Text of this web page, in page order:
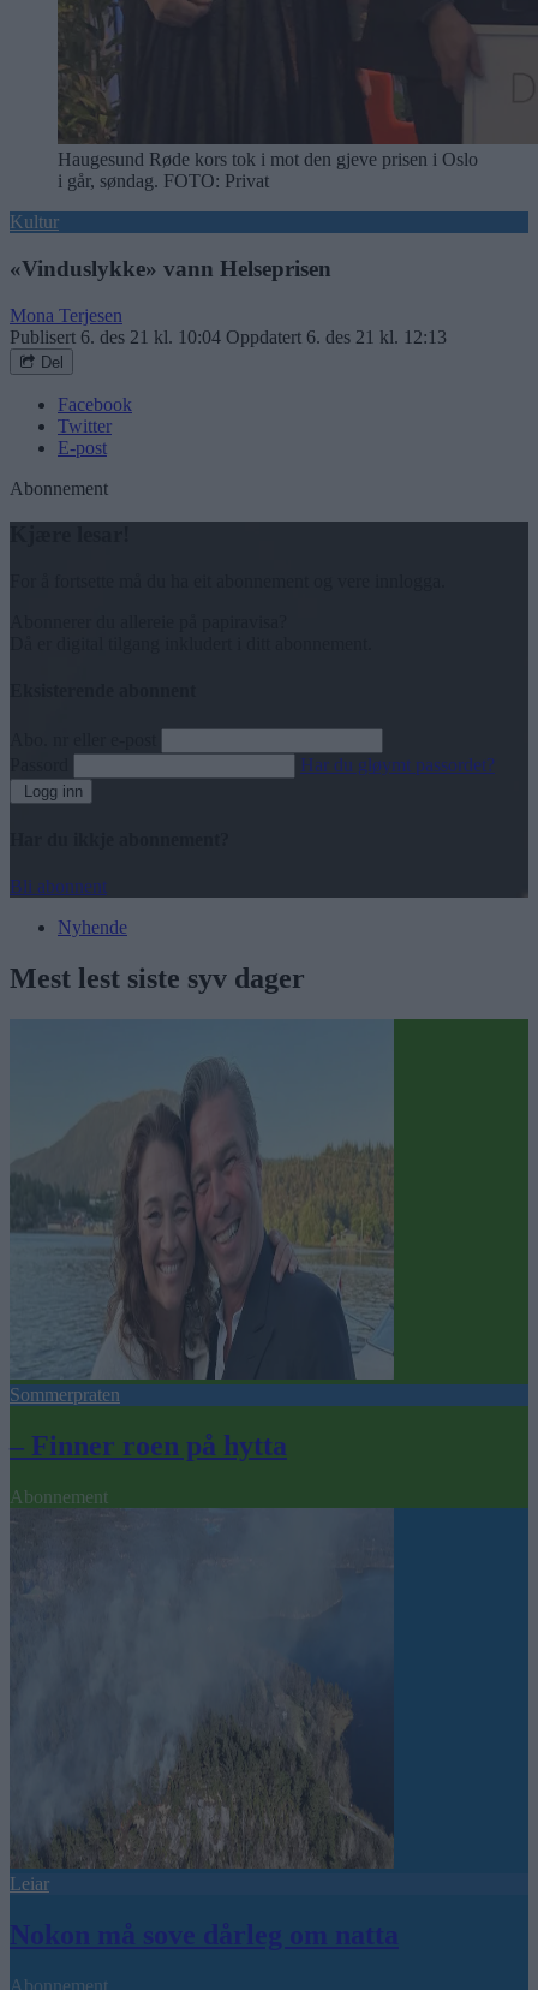
Haugesund Røde kors tok i mot den gjeve prisen i Oslo
i går, søndag. FOTO: Privat
Kultur
«Vinduslykke» vann Helseprisen
Mona Terjesen
Publisert 6. des 21 kl. 10:04 Oppdatert 6. des 21 kl. 12:13
Del
Facebook
Twitter
E-post
Abonnement
Har du gløymt passordet?
Logg inn
Bli abonnent
Nyhende
Mest lest siste syv dager
Sommerpraten
– Finner roen på hytta
Abonnement
Leiar
Nokon må sove dårleg om natta
Abonnement